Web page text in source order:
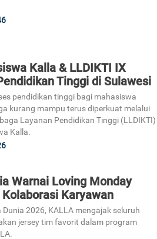
Kalla & LLDIKTI IX
Tinggi di Sulawesi
pendidikan tinggi bagi mahasiswa
kurang mampu terus diperkuat melalui
Layanan Pendidikan Tinggi (LLDIKTI)
Kalla.
Warnai Loving Monday
Karyawan
2026, KALLA mengajak seluruh
jersey tim favorit dalam program